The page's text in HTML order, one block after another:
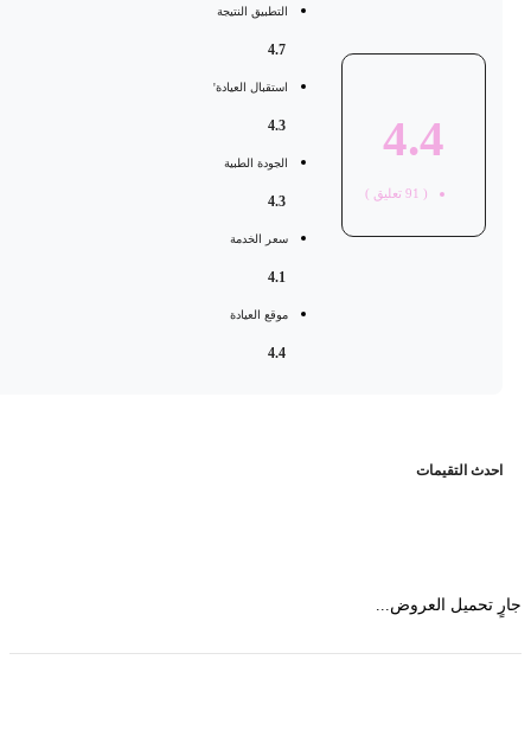
4.4
91 تعليق )
التطبيق النتيجة
استقبال العيادة'
الجودة الطبية
سعر الخدمة
موقع العيادة
التقيمات
تحميل العروض...